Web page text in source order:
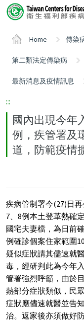
Center
block
Home 傳染
第二類法定傳染病
最新消息及疫情訊息
:::
國內出現今年
例，疾管署及
道，防範疫情
疾病管制署今(27)日
7
8例本土登革熱確
國宅夫妻檔，為日前
例確診個案住家範圍
疑似症狀請其儘速就
毒，經研判此為今年
管署強烈呼籲，由於
熱部分症狀類似，民
症狀應儘速就醫並告
治。返家後亦須做好